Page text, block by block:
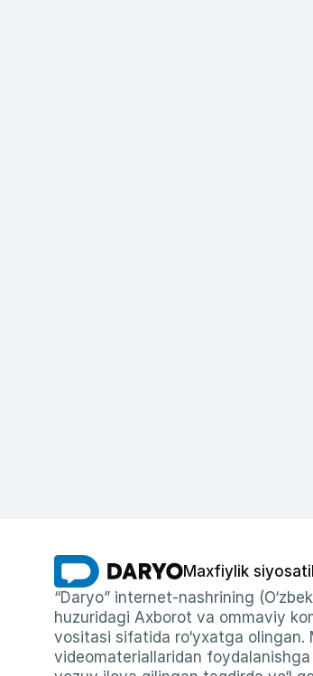
Maxfiylik siyosati
“Daryo” internet-nashrining
huzuridagi Axborot va ommaviy
vositasi sifatida ro‘yxatga
videomateriallaridan